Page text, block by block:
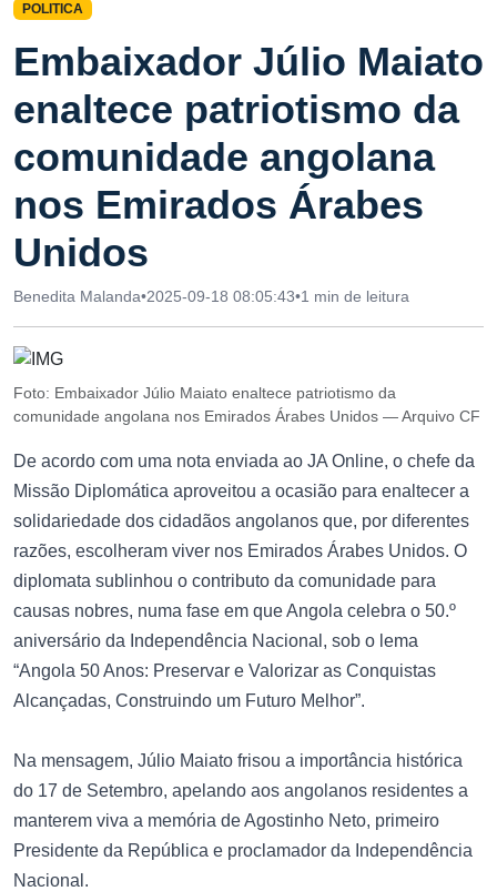
POLITICA
Embaixador Júlio Maiato
enaltece patriotismo da
comunidade angolana
nos Emirados Árabes
Unidos
Benedita Malanda•2025-09-18 08:05:43•1 min de leitura
Foto: Embaixador Júlio Maiato enaltece patriotismo da
comunidade angolana nos Emirados Árabes Unidos — Arquivo CF
De acordo com uma nota enviada ao JA Online, o chefe da
Missão Diplomática aproveitou a ocasião para enaltecer a
solidariedade dos cidadãos angolanos que, por diferentes
razões, escolheram viver nos Emirados Árabes Unidos. O
diplomata sublinhou o contributo da comunidade para
causas nobres, numa fase em que Angola celebra o 50.º
aniversário da Independência Nacional, sob o lema
“Angola 50 Anos: Preservar e Valorizar as Conquistas
Alcançadas, Construindo um Futuro Melhor”.
Na mensagem, Júlio Maiato frisou a importância histórica
do 17 de Setembro, apelando aos angolanos residentes a
manterem viva a memória de Agostinho Neto, primeiro
Presidente da República e proclamador da Independência
Nacional.